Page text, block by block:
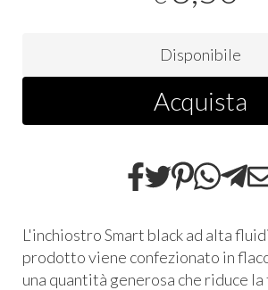
Disponibile
Acquista
L'inchiostro Smart black ad alta
prodotto viene confezionato in
una quantità generosa che riduce